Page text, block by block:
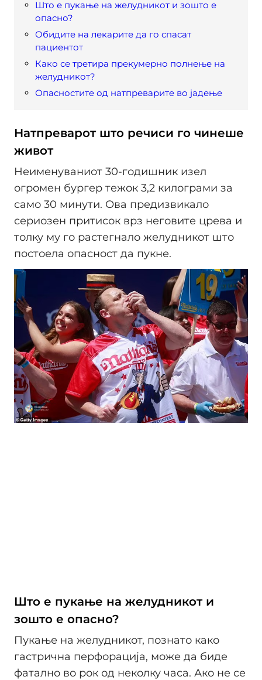
Што е пукање на желудникот и зошто е
опасно?
Обидите на лекарите да го спасат
пациентот
Како се третира прекумерно полнење на
желудникот?
Опасностите од натпреварите во јадење
Натпреварот што речиси го чинеше
живот
Неименуваниот 30-годишник изел
огромен бургер тежок 3,2 килограми за
само 30 минути. Ова предизвикало
сериозен притисок врз неговите црева и
толку му го растегнало желудникот што
постоела опасност да пукне.
Што е пукање на желудникот и
зошто е опасно?
Пукање на желудникот, познато како
гастрична перфорација, може да биде
фатално во рок од неколку часа. Ако не се